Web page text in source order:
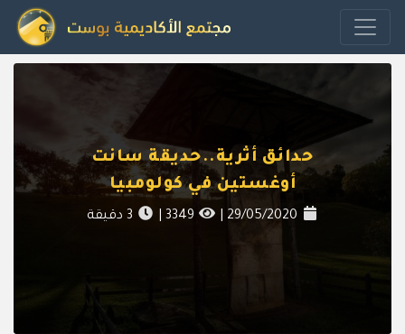
حدائق أثرية..حديقة سانت
أوغستين في كولومبيا
29/05/2020
3 دقيقة